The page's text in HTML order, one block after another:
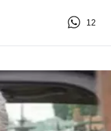
12